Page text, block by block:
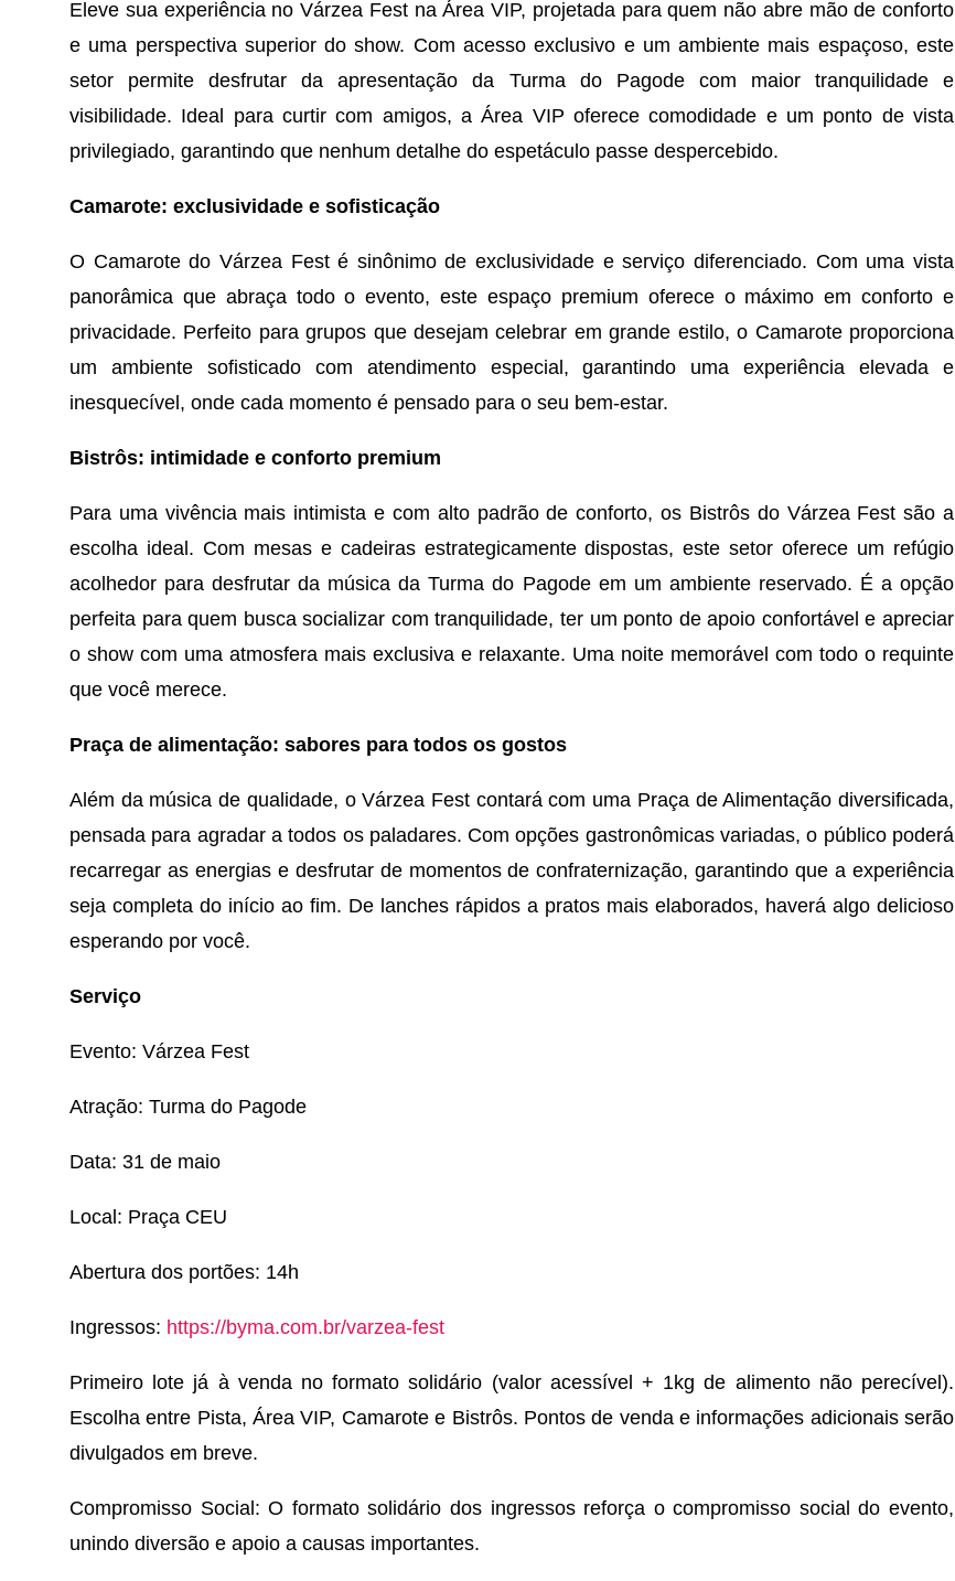
Eleve sua experiência no Várzea Fest na Área VIP, projetada para quem não abre mão de conforto
e uma perspectiva superior do show. Com acesso exclusivo e um ambiente mais espaçoso, este
setor permite desfrutar da apresentação da Turma do Pagode com maior tranquilidade e
visibilidade. Ideal para curtir com amigos, a Área VIP oferece comodidade e um ponto de vista
privilegiado, garantindo que nenhum detalhe do espetáculo passe despercebido.
Camarote: exclusividade e sofisticação
O Camarote do Várzea Fest é sinônimo de exclusividade e serviço diferenciado. Com uma vista
panorâmica que abraça todo o evento, este espaço premium oferece o máximo em conforto e
privacidade. Perfeito para grupos que desejam celebrar em grande estilo, o Camarote proporciona
um ambiente sofisticado com atendimento especial, garantindo uma experiência elevada e
inesquecível, onde cada momento é pensado para o seu bem-estar.
Bistrôs: intimidade e conforto premium
Para uma vivência mais intimista e com alto padrão de conforto, os Bistrôs do Várzea Fest são a
escolha ideal. Com mesas e cadeiras estrategicamente dispostas, este setor oferece um refúgio
acolhedor para desfrutar da música da Turma do Pagode em um ambiente reservado. É a opção
perfeita para quem busca socializar com tranquilidade, ter um ponto de apoio confortável e apreciar
o show com uma atmosfera mais exclusiva e relaxante. Uma noite memorável com todo o requinte
que você merece.
Praça de alimentação: sabores para todos os gostos
Além da música de qualidade, o Várzea Fest contará com uma Praça de Alimentação diversificada,
pensada para agradar a todos os paladares. Com opções gastronômicas variadas, o público poderá
recarregar as energias e desfrutar de momentos de confraternização, garantindo que a experiência
seja completa do início ao fim. De lanches rápidos a pratos mais elaborados, haverá algo delicioso
esperando por você.
Serviço
Evento: Várzea Fest
Atração: Turma do Pagode
Data: 31 de maio
Local: Praça CEU
Abertura dos portões: 14h
Ingressos: https://byma.com.br/varzea-fest
Primeiro lote já à venda no formato solidário (valor acessível + 1kg de alimento não perecível).
Escolha entre Pista, Área VIP, Camarote e Bistrôs. Pontos de venda e informações adicionais serão
divulgados em breve.
Compromisso Social: O formato solidário dos ingressos reforça o compromisso social do evento,
unindo diversão e apoio a causas importantes.